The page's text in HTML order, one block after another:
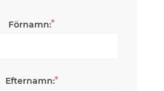
Förnamn:*
Efternamn:*